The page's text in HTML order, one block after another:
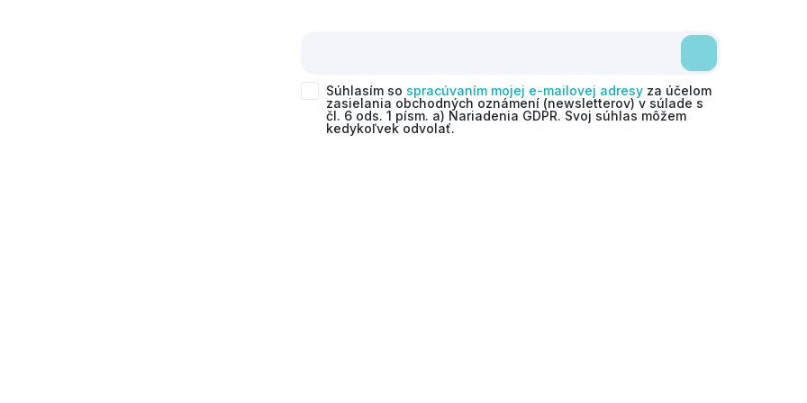
Súhlasím so spracúvaním mojej e-mailovej adresy za účelom
zasielania obchodných oznámení (newsletterov) v súlade s
čl. 6 ods. 1 písm. a) Nariadenia GDPR. Svoj súhlas môžem
kedykoľvek odvolať.